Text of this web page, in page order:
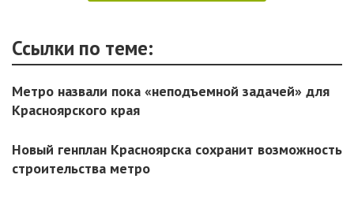
Ссылки по теме:
Метро назвали пока «неподъемной задачей» для
Красноярского края
Новый генплан Красноярска сохранит возможность
строительства метро